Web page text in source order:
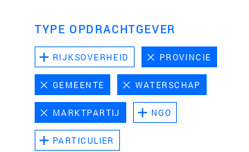
TYPE OPDRACHTGEVER
RIJKSOVERHEID PROVINCIE
GEMEENTE WATERSCHAP
MARKTPARTIJ NGO
PARTICULIER